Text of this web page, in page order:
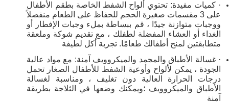
· كميات مفيدة: تحتوي ألواح الشفط الخاصة بطقم الأطفال
على 3 مقسمات صغيرة الحجم للحفاظ على الطعام منفصلاً
ووجبات متوازنة جيدًا ، قم ببساطة بملء وجبات الإفطار أو
الغداء أو العشاء المفضلة لطفلك ، مع تقديم شوكة وملعقة
متطابقتين لمنح أطفالك طعامًا. تجربة أكل لطيفة
· غسالة الأطباق والمجمد والميكروويف آمنة: مع مواد عالية
الجودة ، يمكن لألواح وأوعية الشفط للأطفال الصغار تحمل
درجات الحرارة العالية دون تغليف ، ومناسبة لغسالة
الأطباق والميكروويف ؛ويمكنك وضعها في الثلاجة بطريقة
آمنة